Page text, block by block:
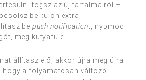
fogsz az új tartalmairól –
be külön extra
be push notificationt, nyomod
meg kutyafüle.
állítasz elő, akkor újra meg újra
hogy a folyamatosan változó